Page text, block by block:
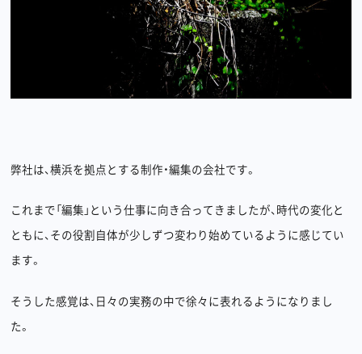
弊社は、横浜を拠点とする制作・編集の会社です。
これまで「編集」という仕事に向き合ってきましたが、時代の変化と
ともに、その役割自体が少しずつ変わり始めているように感じてい
ます。
そうした感覚は、日々の実務の中で徐々に表れるようになりまし
た。
©︎Undercurrent Inc.